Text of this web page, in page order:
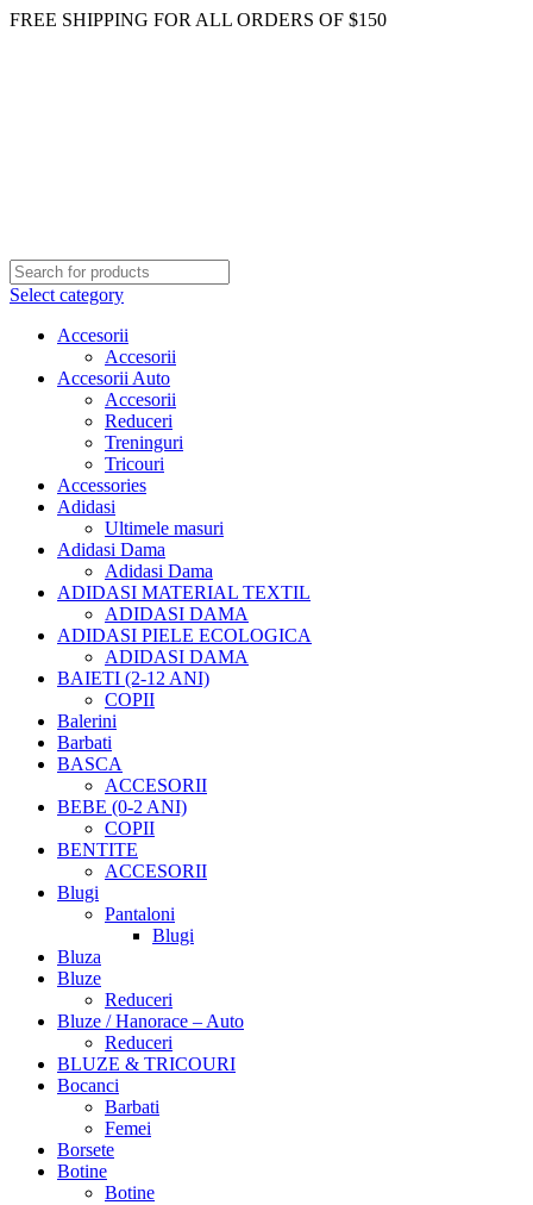
FREE SHIPPING FOR ALL ORDERS OF $150
Select category
Accesorii
Accesorii
Accesorii Auto
Accesorii
Reduceri
Treninguri
Tricouri
Accessories
Adidasi
Ultimele masuri
Adidasi Dama
Adidasi Dama
ADIDASI MATERIAL TEXTIL
ADIDASI DAMA
ADIDASI PIELE ECOLOGICA
ADIDASI DAMA
BAIETI (2-12 ANI)
COPII
Balerini
Barbati
BASCA
ACCESORII
BEBE (0-2 ANI)
COPII
BENTITE
ACCESORII
Blugi
Pantaloni
Blugi
Bluza
Bluze
Reduceri
Bluze / Hanorace – Auto
Reduceri
BLUZE & TRICOURI
Bocanci
Barbati
Femei
Borsete
Botine
Botine